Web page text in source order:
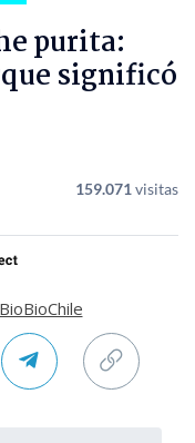
purita:
significó
159.071 visitas